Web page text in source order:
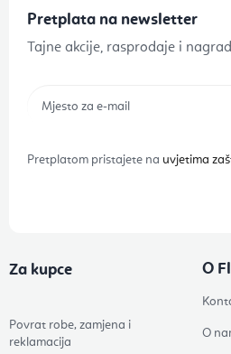
Pretplata na newsletter
Tajne akcije, rasprodaje i
Pretplatom pristajete na uvjetima
Za kupce
Povrat robe, zamjena i
reklamacija
O
O